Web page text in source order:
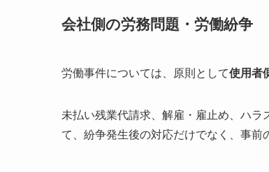
会社側の労務問題・労働紛争
労働事件については、原則として使用者
未払い残業代請求、解雇・雇止め、ハ
て、紛争発生後の対応だけでなく、事前